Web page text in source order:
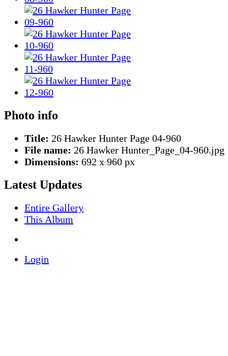
Photo info
Title: 26 Hawker Hunter Page 04-960
File name: 26 Hawker Hunter_Page_04-960.jpg
Dimensions: 692 x 960 px
Latest Updates
Entire Gallery
This Album
Login